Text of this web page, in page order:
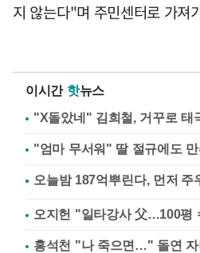
지 않는다"며 주민센터로 가져
이시간 핫뉴스
"X돌았네" 김희철, 거꾸로
"엄마 무서워" 딸 절규에도
오지헌 "일타강사 父…100평
홍석천 "나 죽으면…" 돌연 자